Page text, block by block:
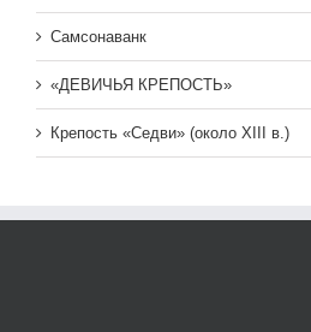
Самсонаванк
«ДЕВИЧЬЯ КРЕПОСТЬ»
Крепость «Седви» (около XIII в.)